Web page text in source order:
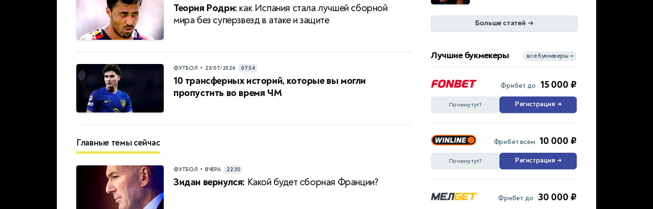
Теория Родри: как Испания стала лучшей сборной
мира без суперзвезд в атаке и защите
ФУТБОЛ • 23/07/2026 07:54
10 трансферных историй, которые вы могли
пропустить во время ЧМ
Главные темы сейчас
ФУТБОЛ • ВЧЕРА 22:30
Зидан вернулся: Какой будет сборная Франции?
Больше статей →
Лучшие букмекеры все букмекеры →
Фрибет до 15 000 ₽
Почему тут? Регистрация →
Фрибет всем 10 000 ₽
Почему тут? Регистрация →
Фрибет до 30 000 ₽